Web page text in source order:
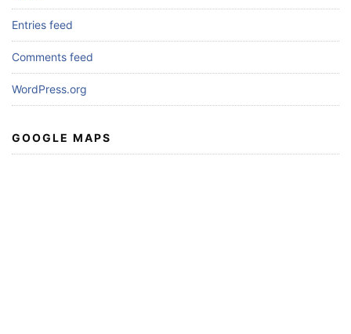
Entries feed
Comments feed
WordPress.org
GOOGLE MAPS